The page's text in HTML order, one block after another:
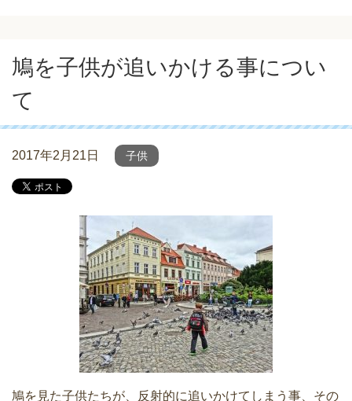
鳩を子供が追いかける事につい
て
2017年2月21日 子供
鳩を見た子供たちが、反射的に追いかけてしまう事、その